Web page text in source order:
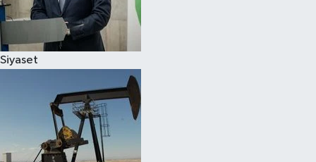
Siyaset
Spor
Çocuk
Eğitim